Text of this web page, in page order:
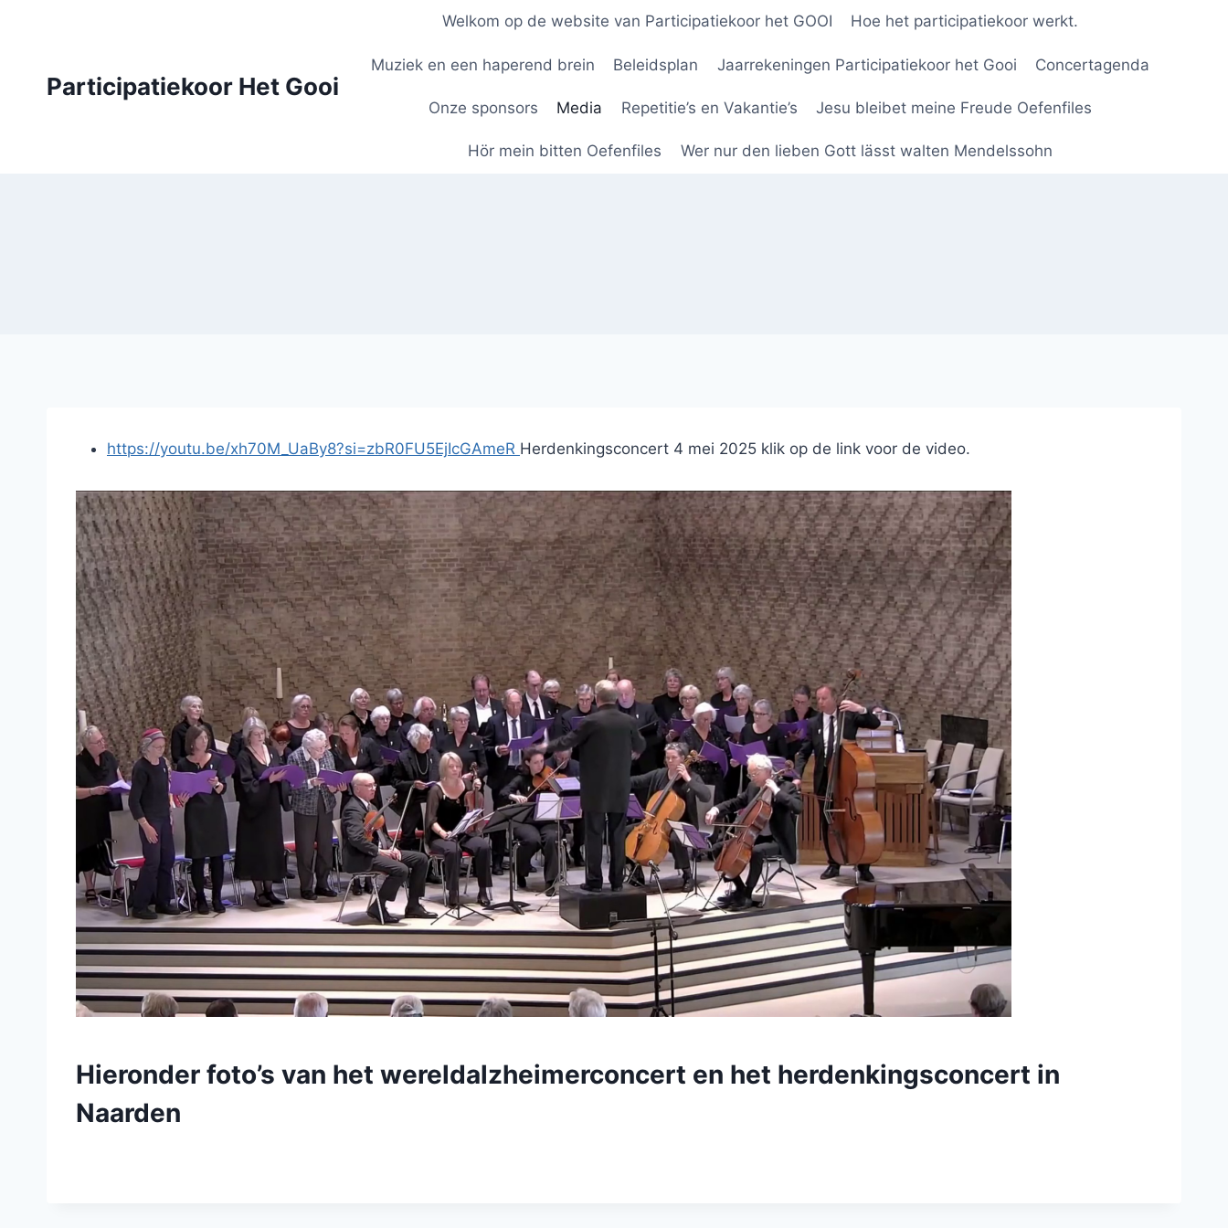
Participatiekoor Het Gooi
Welkom op de website van Participatiekoor het GOOI Hoe het participatiekoor werkt.
Muziek en een haperend brein Beleidsplan Jaarrekeningen Participatiekoor het Gooi Concertagenda
Onze sponsors Media Repetitie’s en Vakantie’s Jesu bleibet meine Freude Oefenfiles
Hör mein bitten Oefenfiles Wer nur den lieben Gott lässt walten Mendelssohn
https://youtu.be/xh70M_UaBy8?si=zbR0FU5EjIcGAmeR Herdenkingsconcert 4 mei 2025 klik op de link voor de video.
Hieronder foto’s van het wereldalzheimerconcert en het herdenkingsconcert in
Naarden